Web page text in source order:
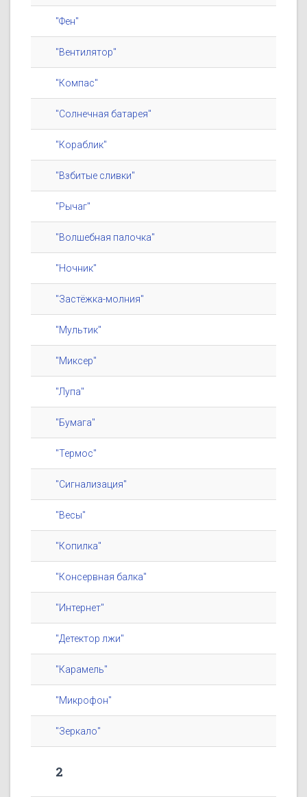
"Фен"
"Вентилятор"
"Компас"
"Солнечная батарея"
"Кораблик"
"Взбитые сливки"
"Рычаг"
"Волшебная палочка"
"Ночник"
"Застёжка-молния"
"Мультик"
"Миксер"
"Лупа"
"Бумага"
"Термос"
"Сигнализация"
"Весы"
"Копилка"
"Консервная балка"
"Интернет"
"Детектор лжи"
"Карамель"
"Микрофон"
"Зеркало"
2